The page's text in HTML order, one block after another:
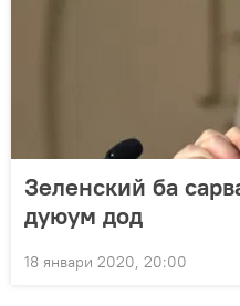
Зеленский ба
дуюум дод
18 январи 2020, 20:00